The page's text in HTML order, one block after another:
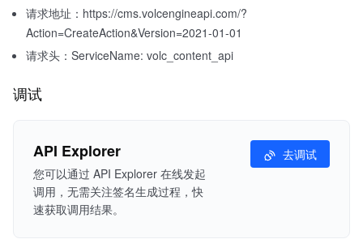
请求地址：https://cms.volcengineapi.com/?
Action=CreateAction&Version=2021-01-01
请求头：ServiceName: volc_content_api
调试
API Explorer
您可以通过 API Explorer 在线发起
调用，无需关注签名生成过程，快
速获取调用结果。
去调试